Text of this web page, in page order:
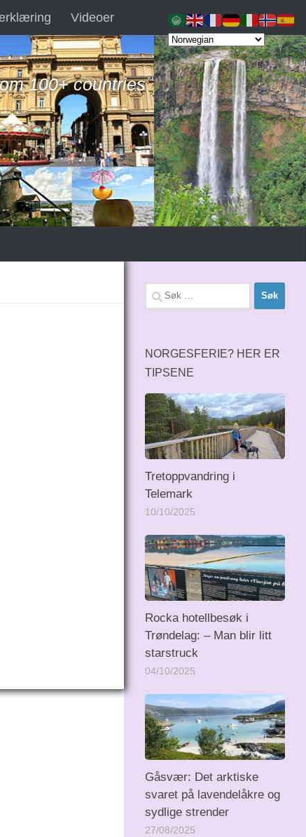
Videoer
100+ countries
Søk
etter:
NORGESFERIE? HER ER
TIPSENE
Tretoppvandring i
Telemark
10/10/2025
Rocka hotellbesøk i
Trøndelag: – Man blir litt
starstruck
04/10/2025
Gåsvær: Det arktiske
svaret på lavendelåkre og
sydlige strender
27/08/2025